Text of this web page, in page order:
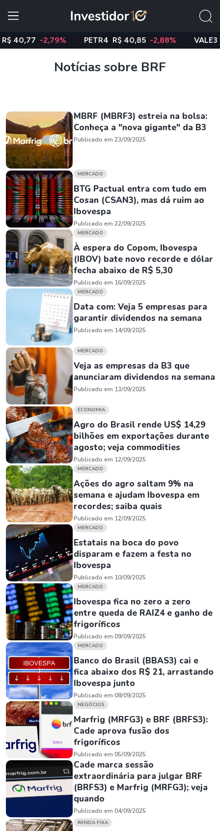
-2,79% PETR4 R$ 40,85 -2,88% VALE3 R$
Notícias sobre BRF
MBRF (MBRF3) estreia na bolsa:
Conheça a "nova gigante" da B3
Publicado em 23/09/2025
MERCADO
BTG Pactual entra com tudo em
Cosan (CSAN3), mas dá ruim ao
Ibovespa
Publicado em 22/09/2025
MERCADO
À espera do Copom, Ibovespa
(IBOV) bate novo recorde e dólar
fecha abaixo de R$ 5,30
Publicado em 16/09/2025
MERCADO
Data com: Veja 5 empresas para
garantir dividendos na semana
Publicado em 14/09/2025
MERCADO
Veja as empresas da B3 que
anunciaram dividendos na semana
Publicado em 13/09/2025
ECONOMIA
Agro do Brasil rende US$ 14,29
bilhões em exportações durante
agosto; veja commodities
Publicado em 12/09/2025
MERCADO
Ações do agro saltam 9% na
semana e ajudam Ibovespa em
recordes; saiba quais
Publicado em 12/09/2025
MERCADO
Estatais na boca do povo
disparam e fazem a festa no
Ibovespa
Publicado em 10/09/2025
MERCADO
Ibovespa fica no zero a zero
entre queda de RAIZ4 e ganho de
frigoríficos
Publicado em 09/09/2025
MERCADO
Banco do Brasil (BBAS3) cai e
fica abaixo dos R$ 21, arrastando
Ibovespa junto
Publicado em 08/09/2025
NEGÓCIOS
Marfrig (MRFG3) e BRF (BRFS3):
Cade aprova fusão dos
frigoríficos
Publicado em 05/09/2025
Cade marca sessão
extraordinária para julgar BRF
(BRFS3) e Marfrig (MRFG3); veja
quando
Publicado em 04/09/2025
RENDA FIXA